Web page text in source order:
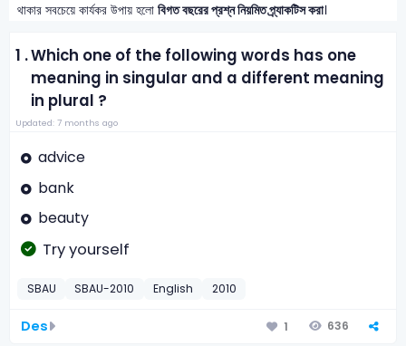
থাকার সবচেয়ে কার্যকর উপায় হলোবিগত বছরের প্রশ্ন নিয়মিত প্র্যাকটিস করা।
1 .Which one of the following words has one
meaning in singular and a different meaning
in plural ?
Updated: 7 months ago
advice
bank
beauty
Try yourself
SBAU SBAU-2010 English 2010
Des 1 636